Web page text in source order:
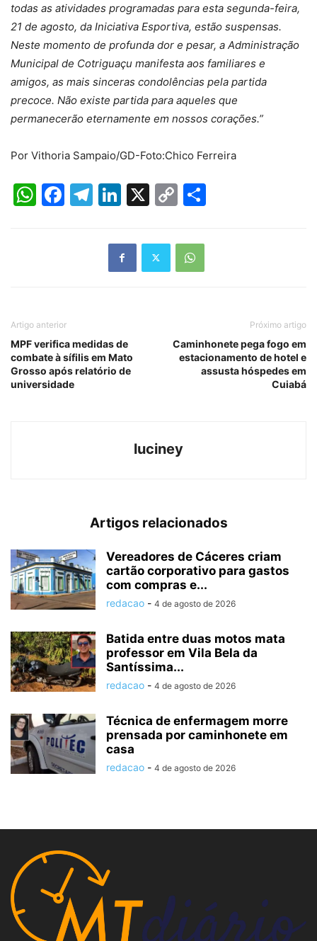
todas as atividades programadas para esta segunda-feira,
21 de agosto, da Iniciativa Esportiva, estão suspensas.
Neste momento de profunda dor e pesar, a Administração
Municipal de Cotriguaçu manifesta aos familiares e
amigos, as mais sinceras condolências pela partida
precoce. Não existe partida para aqueles que
permanecerão eternamente em nossos corações.”
Por Vithoria Sampaio/GD-Foto:Chico Ferreira
WhatsApp
Facebook
Telegram
LinkedIn
X
Copy
Artigo anterior
MPF verifica medidas de
combate à sífilis em Mato
Grosso após relatório de
universidade
Próximo artigo
Caminhonete pega fogo em
estacionamento de hotel e
assusta hóspedes em
Cuiabá
luciney
Artigos relacionados
Vereadores de Cáceres criam
cartão corporativo para gastos
com compras e...
redacao - 4 de agosto de 2026
Batida entre duas motos mata
professor em Vila Bela da
Santíssima...
redacao - 4 de agosto de 2026
Técnica de enfermagem morre
prensada por caminhonete em
casa
redacao - 4 de agosto de 2026